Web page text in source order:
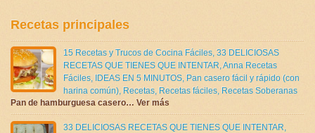
Recetas principales
15 Recetas y Trucos de Cocina Fáciles, 33 DELICIOSAS
RECETAS QUE TIENES QUE INTENTAR,Anna Recetas
Fáciles, IDEAS EN 5 MINUTOS, Pan casero fácil y rápido (con
harina común), Recetas, Recetas fáciles, Recetas Soberanas
Pan de hamburguesa casero… Ver más
33 DELICIOSAS RECETAS QUE TIENES QUE INTENTAR,